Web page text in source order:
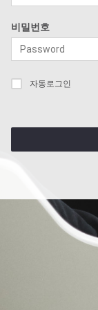
비밀번호
자동로그인